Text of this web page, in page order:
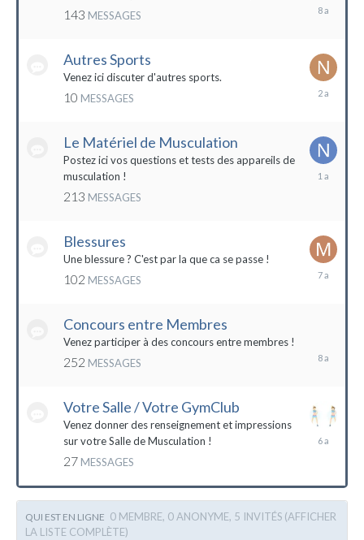
143 MESSAGES
Autres Sports
Venez ici discuter d'autres sports.
10 MESSAGES
18
Le Matériel de Musculation
Postez ici vos questions et tests des appareils de
musculation !
213 MESSAGES
Blessures
Une blessure ? C'est par la que ca se passe !
102 MESSAGES
19
Concours entre Membres
Venez participer à des concours entre membres !
252 MESSAGES
2016
Votre Salle / Votre GymClub
Venez donner des renseignement et impressions
sur votre Salle de Musculation !
27 MESSAGES
26
QUI EST EN LIGNE 0 MEMBRE, 0 ANONYME, 5 INVITÉS (AFFICHER
LA LISTE COMPLÈTE)